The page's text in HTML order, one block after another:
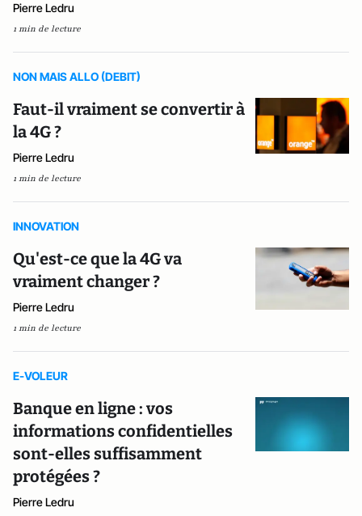
Pierre Ledru
1 min de lecture
NON MAIS ALLO (DEBIT)
Faut-il vraiment se convertir à
la 4G ?
Pierre Ledru
1 min de lecture
INNOVATION
Qu'est-ce que la 4G va
vraiment changer ?
Pierre Ledru
1 min de lecture
E-VOLEUR
Banque en ligne : vos
informations confidentielles
sont-elles suffisamment
protégées ?
Pierre Ledru